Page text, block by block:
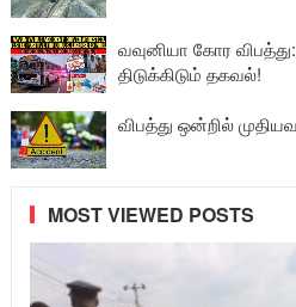
வவுனியா கோர
திடுக்கிடும் தகவல்!
விபத்து ஒன்றில்
MOST VIEWED POSTS